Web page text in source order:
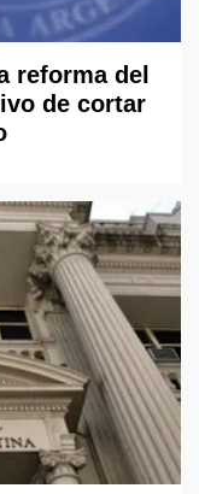
reforma del
de cortar